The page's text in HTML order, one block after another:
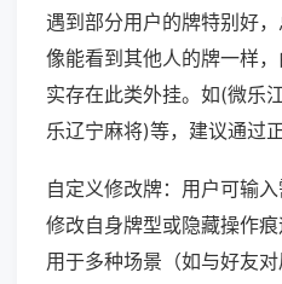
遇到部分用户的牌特别好
像能看到其他人的牌一样
实存在此类外挂。如(微乐
乐辽宁麻将)等，建议通过
自定义修改牌：用户可输入
修改自身牌型或隐藏操作
用于多种场景（如与好友